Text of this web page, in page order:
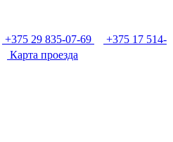
+375 29 835-07-69
+375 17 514-
Карта проезда